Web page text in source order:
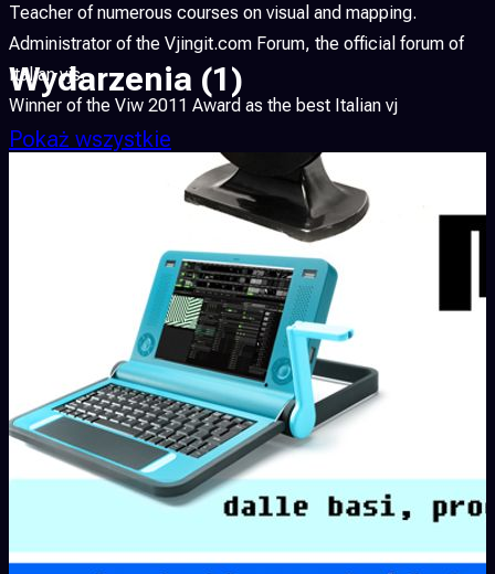
Teacher of numerous courses on visual and mapping.
Administrator of the Vjingit.com Forum, the official forum of
Italian vjs.
Winner of the Viw 2011 Award as the best Italian vj
I have worked in more than 150 discos, theaters, festivals,
cinemas, conventions over the last 9 years around Italy.
I really like playing with colors and pure shapes but also with
images taken from films, documentaries, porn, videogames,
short films, animations created ad hoc by me and anything that
can help create emotions.
Wydarzenia (1)
Pokaż wszystkie